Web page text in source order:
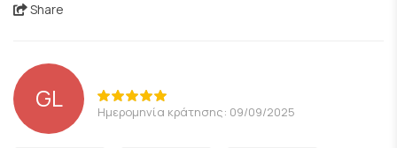
Share
GL Ημερομηνία κράτησης: 09/09/2025